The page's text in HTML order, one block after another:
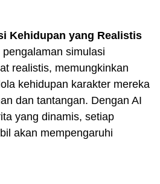
Kehidupan yang Realistis
simulasi
realistis, memungkinkan
kehidupan karakter mereka
dan tantangan. Dengan AI
yang dinamis, setiap
akan mempengaruhi